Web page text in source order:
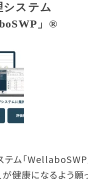
システム
」®
ム「WellaboSWP
健康になるよう願